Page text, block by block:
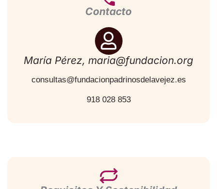
Contacto
María Pérez, maria@fundacion.org
consultas@fundacionpadrinosdelavejez.es
918 028 853